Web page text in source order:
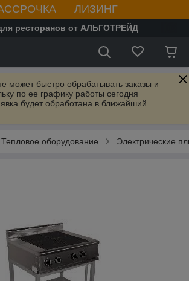
ЛИЗИНГ
ресторанов от АЛЬГОТРЕЙД
может быстро обрабатывать заказы и
по ее графику работы сегодня
будет обработана в ближайший
Тепловое оборудование Электрические